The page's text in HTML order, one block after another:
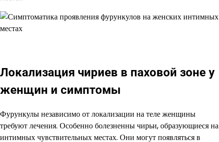
Локализация чириев в паховой зоне у
женщин и симптомы
Фурункулы независимо от локализации на теле женщины
требуют лечения. Особенно болезненны чирьи, образующиеся на
интимных чувствительных местах. Они могут появляться в